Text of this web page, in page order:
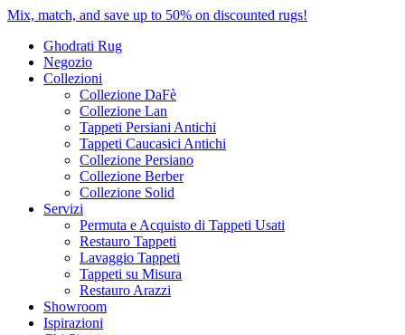
Mix, match, and save up to 50% on discounted rugs!
Ghodrati Rug
Negozio
Collezioni
Collezione DaFè
Collezione Lan
Tappeti Persiani Antichi
Tappeti Caucasici Antichi
Collezione Persiano
Collezione Berber
Collezione Solid
Servizi
Permuta e Acquisto di Tappeti Usati
Restauro Tappeti
Lavaggio Tappeti
Tappeti su Misura
Restauro Arazzi
Showroom
Ispirazioni